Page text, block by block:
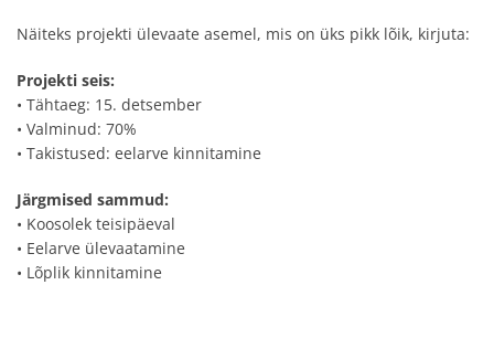
Näiteks projekti ülevaate asemel, mis on üks pikk lõik, kirjuta:
Projekti seis:
• Tähtaeg: 15. detsember
• Valminud: 70%
• Takistused: eelarve kinnitamine
Järgmised sammud:
• Koosolek teisipäeval
• Eelarve ülevaatamine
• Lõplik kinnitamine